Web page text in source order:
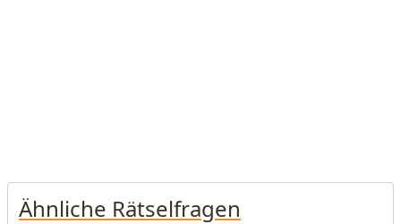
Ähnliche Rätselfragen